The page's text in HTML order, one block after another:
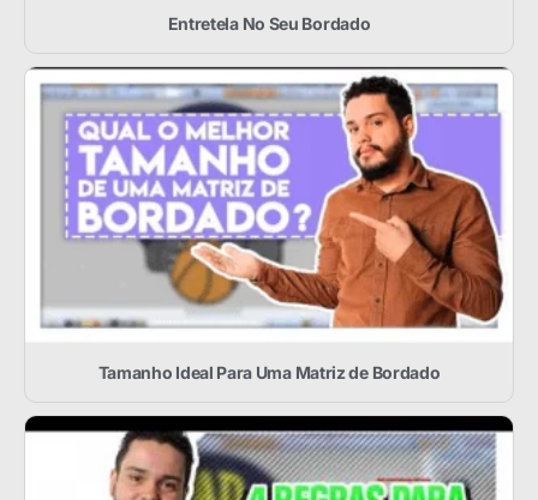
Entretela No Seu Bordado
Tamanho Ideal Para Uma Matriz de Bordado